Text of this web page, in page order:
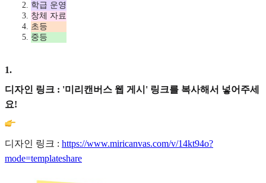
학급 운영
창체 자료
초등
중등
1.
디자인 링크 : '미리캔버스 웹 게시' 링크를 복사해서 넣어주세
요!
디자인 링크 : https://www.miricanvas.com/v/14kt94o?
mode=templateshare